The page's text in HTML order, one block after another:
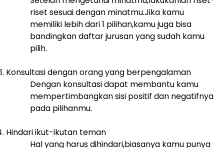
riset sesuai dengan minatmu.Jika kamu
memiliki lebih dari 1 pilihan,kamu juga bisa
bandingkan daftar jurusan yang sudah kamu
pilih.
Konsultasi dengan orang yang berpengalaman
Dengan konsultasi dapat membantu kamu
mempertimbangkan sisi positif dan negatifnya
pada pilihanmu.
Hindari ikut-ikutan teman
Hal yang harus dihindari,biasanya kamu punya